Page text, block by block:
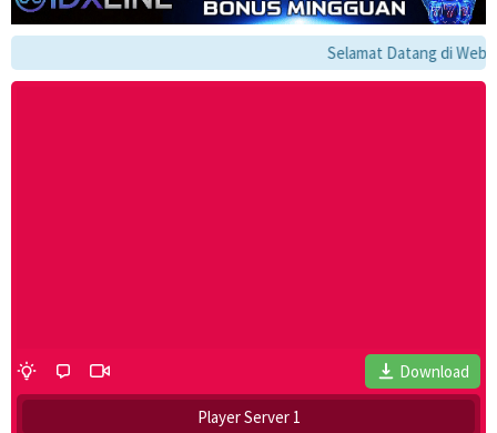
Selamat Datang di
Download
Player Server 1